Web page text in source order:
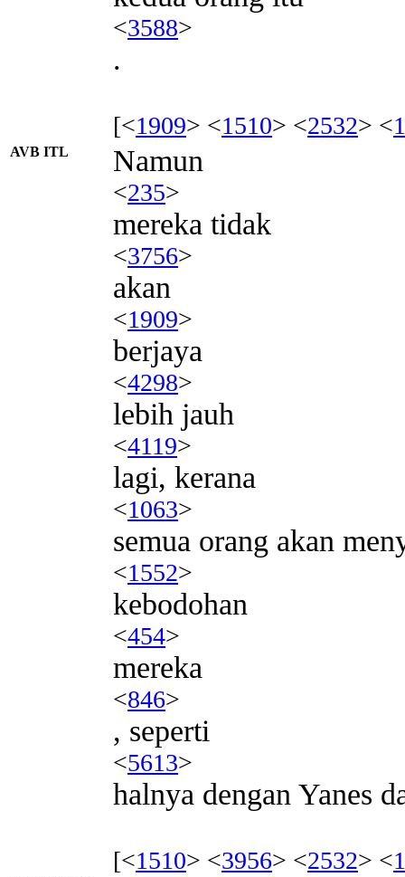
<3588>
.
[<1909> <1510> <2532> <
AVB ITL Namun
<235>
mereka tidak
<3756>
akan
<1909>
berjaya
<4298>
lebih jauh
<4119>
lagi, kerana
<1063>
semua orang akan
<1552>
kebodohan
<454>
mereka
<846>
, seperti
<5613>
halnya dengan Yanes
[<1510> <3956> <2532> <